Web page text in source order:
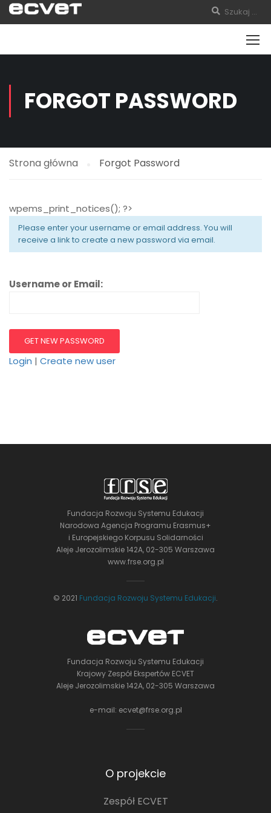
FORGOT PASSWORD
Strona główna Forgot Password
wpems_print_notices(); ?>
Please enter your username or email address. You will
receive a link to create a new password via email.
Username or Email:
Login | Create new user
Fundacja Rozwoju Systemu Edukacji
Narodowa Agencja Programu Erasmus+
i Europejskiego Korpusu Solidarności
Aleje Jerozolimskie 142A, 02-305 Warszawa
www.frse.org.pl
© 2021 Fundacja Rozwoju Systemu Edukacji.
Fundacja Rozwoju Systemu Edukacji
Krajowy Zespół Ekspertów ECVET
Aleje Jerozolimskie 142A, 02-305 Warszawa
e-mail: ecvet@frse.org.pl
O projekcie
Zespół ECVET